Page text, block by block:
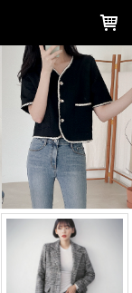
black
navy深藍
1(44~55)
F/S